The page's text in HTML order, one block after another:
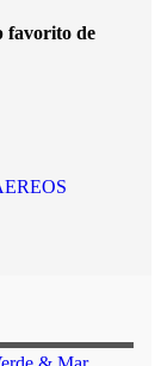
favorito de